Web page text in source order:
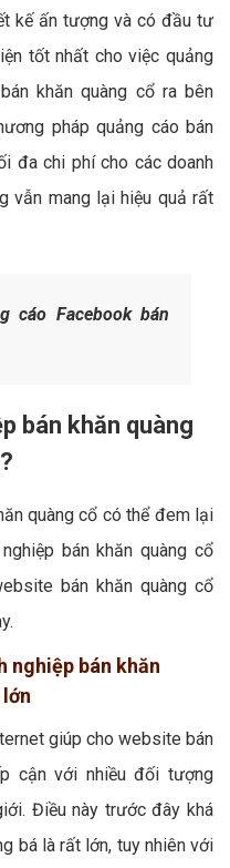
kế ấn tượng và có đầu tư
tốt nhất cho việc quảng
khăn quàng cổ ra bên
pháp quảng cáo bán
đa chi phí cho các doanh
vẫn mang lại hiệu quả rất
cáo Facebook bán
bán khăn quàng
quàng cổ có thể đem lại
bán khăn quàng cổ
bán khăn quàng cổ
nghiệp bán khăn
giúp cho website bán
cận với nhiều đối tượng
Điều này trước đây khá
bá là rất lớn, tuy nhiên với